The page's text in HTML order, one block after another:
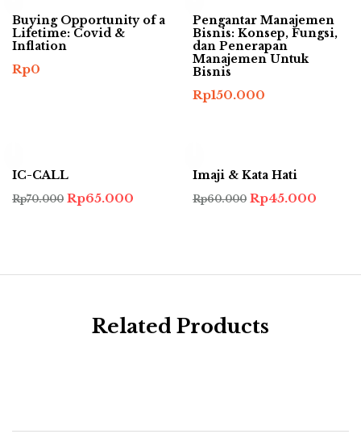
Buying Opportunity of a
Lifetime: Covid &
Inflation
Rp0
Pengantar Manajemen
Bisnis: Konsep, Fungsi,
dan Penerapan
Manajemen Untuk
Bisnis
Rp150.000
IC-CALL
Rp70.000 Harga
aslinya
Rp65.000
Imaji & Kata Hati
Rp60.000 Harga
aslinya
Rp45.000
Related Products